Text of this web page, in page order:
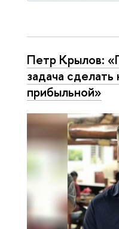
Петр Крылов:
задача
прибыльной»